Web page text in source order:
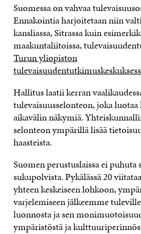
Suomessa on vahvaa
Ennakointia harjoitetaan niin
kansliassa, Sitrassa kuin
maakuntaliitoissa,
Turun yliopiston
Hallitus laatii kerran
tulevaisuusselonteon, joka luotaa
aikavälin näkymiä.
selonteon ympärillä lisää
haasteista.
Suomen perustuslaissa ei puhuta
sukupolvista. Pykälässä 20
yhteen keskeiseen lohkoon,
varjelemiseen jälkeemme
luonnosta ja sen
ympäristöstä ja